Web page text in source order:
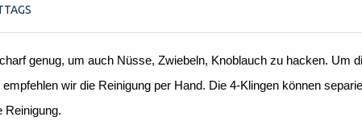
genug, um auch Nüsse, Zwiebeln, Knoblauch zu hacken. Um
wir die Reinigung per Hand. Die 4-Klingen können
Reinigung.